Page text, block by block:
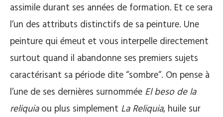
assimile durant ses années de formation. Et ce sera
l’un des attributs distinctifs de sa peinture. Une
peinture qui émeut et vous interpelle directement
surtout quand il abandonne ses premiers sujets
caractérisant sa période dite “sombre“. On pense à
l’une de ses dernières surnommée El beso de la
reliquiaou plus simplement La Reliquia, huile sur